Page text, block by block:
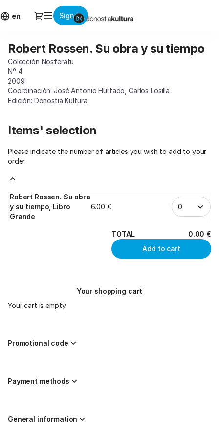
en Dialog
Sign in
selection
obra
tiempo]
Robert
Rossen.
Su
obra
y
su
Robert Rossen. Su obra y su tiempo
Colección Nosferatu
Nº 4
2009
Coordinación: José Antonio Hurtado, Carlos Losilla
Edición: Donostia Kultura
Items' selection
Please indicate the number of articles you wish to add to your
order.
Robert Rossen. Su obra
y su tiempo, Libro
Grande
6.00 €
TOTAL 0.00 €
Add to cart
Your shopping cart
Your cart is empty.
Promotional code
Payment methods
General information